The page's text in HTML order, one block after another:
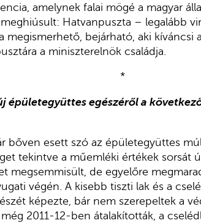
amelynek falai mögé a magyar
Hatvanpuszta – legalább
megismerhető, bejárható, aki kíváncsi
a miniszterelnök családja.
*
épületegyüttes egészéről a
bőven esett szó az épületegyüttes
tekintve a műemléki értékek sorsát
megsemmisült, de egyelőre
végén. A kisebb tiszti lak és a
képezte, bár nem szerepeltek a
2011-12-ben átalakították, a